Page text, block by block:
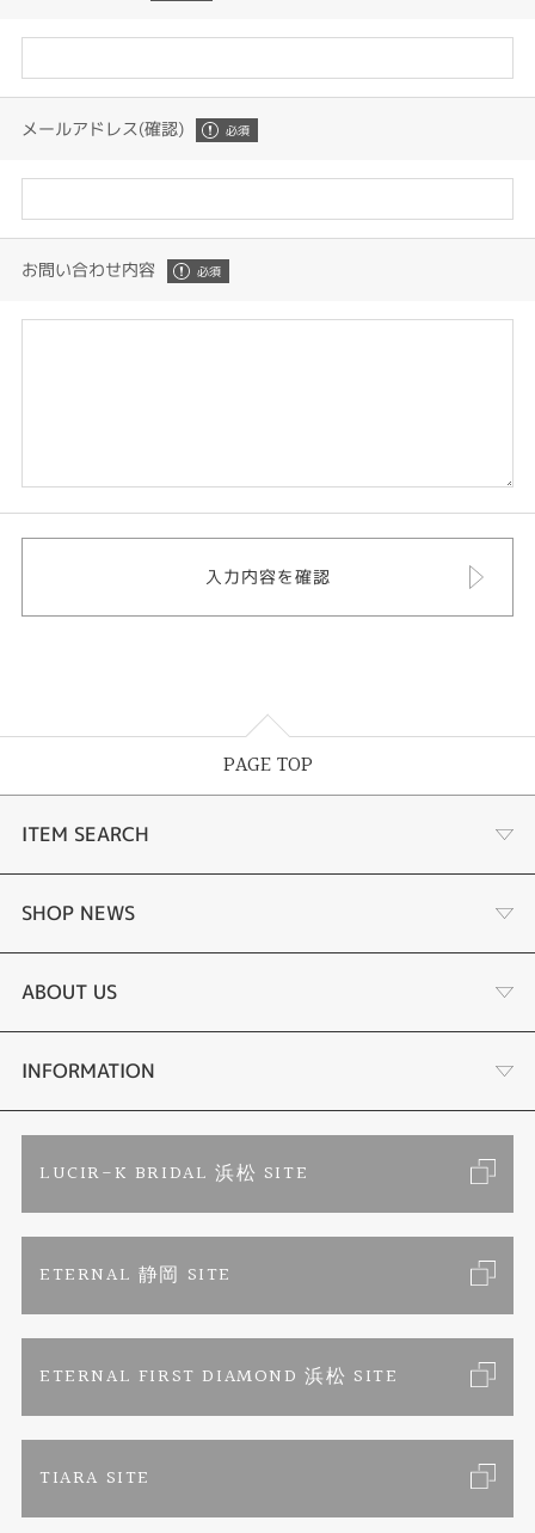
メールアドレス(確認)
お問い合わせ内容
PAGE TOP
ITEM SEARCH
あこや真珠
黒蝶真珠
時計
色石
ジュエリーリフォーム
婚約指輪
Savon de Bijoux
Savon de Bijoux化粧石鹸
SHOP NEWS
個性溢れる色石の魅力
YouTube ルシルケイチャンネル
ブライダルリングサイト
ブランドリスト
ペンを拾うお姉さん
ABOUT US
店舗情報・会社概要
お客様の声
INFORMATION
特定商取引に関する表記
LUCIR-K BRIDAL 浜松 SITE
ETERNAL 静岡 SITE
ETERNAL FIRST DIAMOND 浜松 SITE
TIARA SITE